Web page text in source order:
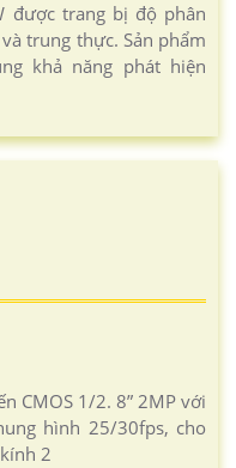
được trang bị độ phân
trung thực. Sản phẩm
khả năng phát hiện
CMOS 1/2. 8” 2MP với
hình 25/30fps, cho
2